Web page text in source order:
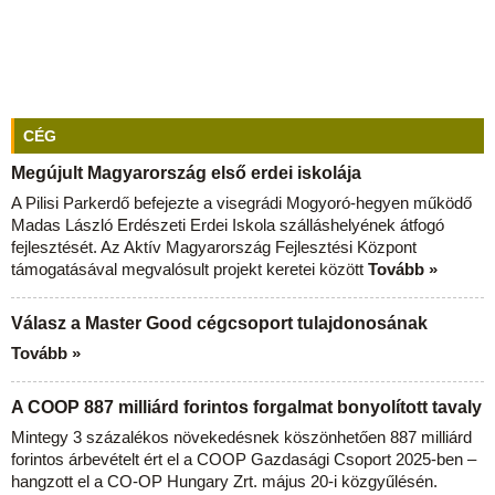
CÉG
Megújult Magyarország első erdei iskolája
A Pilisi Parkerdő befejezte a visegrádi Mogyoró-hegyen működő
Madas László Erdészeti Erdei Iskola szálláshelyének átfogó
fejlesztését. Az Aktív Magyarország Fejlesztési Központ
támogatásával megvalósult projekt keretei között Tovább »
Válasz a Master Good cégcsoport tulajdonosának
Tovább »
A COOP 887 milliárd forintos forgalmat bonyolított tavaly
Mintegy 3 százalékos növekedésnek köszönhetően 887 milliárd
forintos árbevételt ért el a COOP Gazdasági Csoport 2025-ben –
hangzott el a CO-OP Hungary Zrt. május 20-i közgyűlésén.